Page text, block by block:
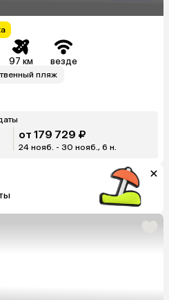
97 км везде
пляж
от 179 729 ₽
24 нояб. - 30 нояб., 6 н.